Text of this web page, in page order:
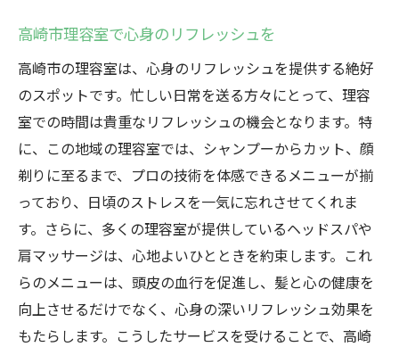
高崎市理容室で心身のリフレッシュを
高崎市の理容室は、心身のリフレッシュを提供する絶好
のスポットです。忙しい日常を送る方々にとって、理容
室での時間は貴重なリフレッシュの機会となります。特
に、この地域の理容室では、シャンプーからカット、顔
剃りに至るまで、プロの技術を体感できるメニューが揃
っており、日頃のストレスを一気に忘れさせてくれま
す。さらに、多くの理容室が提供しているヘッドスパや
肩マッサージは、心地よいひとときを約束します。これ
らのメニューは、頭皮の血行を促進し、髪と心の健康を
向上させるだけでなく、心身の深いリフレッシュ効果を
もたらします。こうしたサービスを受けることで、高崎